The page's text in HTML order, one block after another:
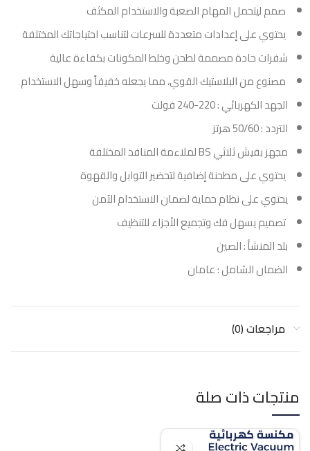
صمم ليتحمل المهام الصعبة والاستخدام المكثف
يحتوي على إعدادات متعددة للسرعات لتناسب احتياجاتك المختلفة
شفرات حادة مصممة لطحن وخلط المكونات بكفاءة عالية
مصنوع من البلاستيك القوي، مما يجعله خفيفاً وسهل الاستخدام
الجهد الكهربائي : 220-240 فولت
التردد : 50/60 هرتز
مجهز بفيش ثلاثي BS لملاءمة المنافذ المختلفة
يحتوي على مطحنة إضافية لتحضير التوابل والقهوة
يحتوي على نظام حماية لضمان الاستخدام الآمن
تصميم يسهل فك وتجميع الأجزاء للتنظيف
بلد المنشأ : الصين
الضمان الشامل : عامان
مراجعات (0)
منتجات ذات صلة